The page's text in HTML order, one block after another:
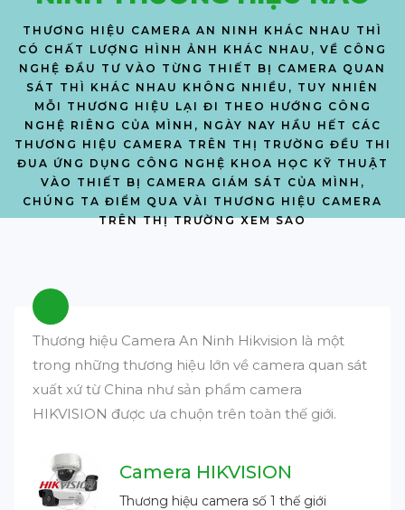
THƯƠNG HIỆU CAMERA AN NINH KHÁC NHAU THÌ
CÓ CHẤT LƯỢNG HÌNH ẢNH KHÁC NHAU, VỀ CÔNG
NGHỆ ĐẦU TƯ VÀO TỪNG THIẾT BỊ CAMERA QUAN
SÁT THÌ KHÁC NHAU KHÔNG NHIỀU, TUY NHIÊN
MỖI THƯƠNG HIỆU LẠI ĐI THEO HƯỚNG CÔNG
NGHỆ RIÊNG CỦA MÌNH, NGÀY NAY HẦU HẾT CÁC
THƯƠNG HIỆU CAMERA TRÊN THỊ TRƯỜNG ĐỀU THI
ĐUA ỨNG DỤNG CÔNG NGHỆ KHOA HỌC KỸ THUẬT
VÀO THIẾT BỊ CAMERA GIÁM SÁT CỦA MÌNH,
CHÚNG TA ĐIỂM QUA VÀI THƯƠNG HIỆU CAMERA
TRÊN THỊ TRƯỜNG XEM SAO
Thương hiệu Camera An Ninh Hikvision là một
trong những thương hiệu lớn về camera quan sát
xuất xứ từ China như sản phẩm camera
HIKVISION được ưa chuộn trên toàn thế giới.
Camera HIKVISION
Thương hiệu camera số 1 thế giới